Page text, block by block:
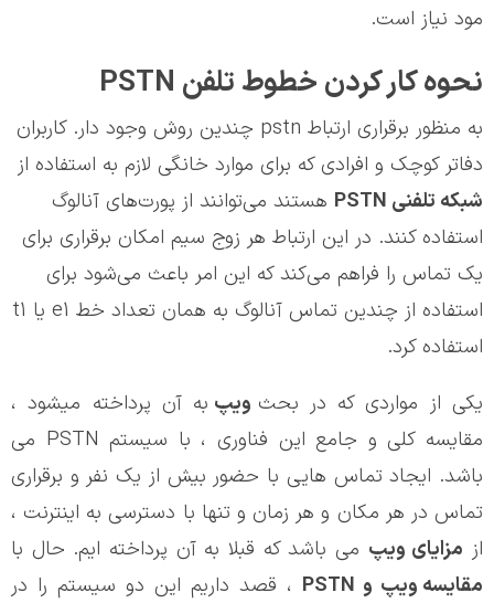
مود نیاز است.
نحوه کار کردن خطوط تلفن PSTN
به منظور برقراری ارتباط pstn چندین روش وجود دار. کاربران
دفاتر کوچک و افرادی که برای موارد خانگی لازم به استفاده از
شبکه تلفنی PSTN هستند می‌توانند از پورت‌های آنالوگ
استفاده کنند. در این ارتباط هر زوج سیم امکان برقراری برای
یک تماس را فراهم می‌کند که این امر باعث می‌شود برای
استفاده از چندین تماس آنالوگ به همان تعداد خط e1 یا t1
استفاده کرد.
یکی از مواردی که در بحث ویپ به آن پرداخته میشود ،
مقایسه کلی و جامع این فناوری ، با سیستم PSTN می
باشد. ایجاد تماس هایی با حضور بیش از یک نفر و برقراری
تماس در هر مکان و هر زمان و تنها با دسترسی به اینترنت ،
از مزایای ویپ می باشد که قبلا به آن پرداخته ایم. حال با
مقایسه ویپ و PSTN
، قصد داریم این دو سیستم را در